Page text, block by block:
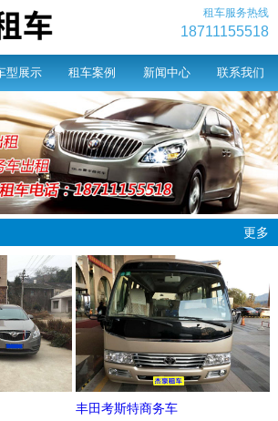
租车服务热线
18711155518
型展示 租车案例 新闻中心 联系我们
更多
丰田考斯特商务车